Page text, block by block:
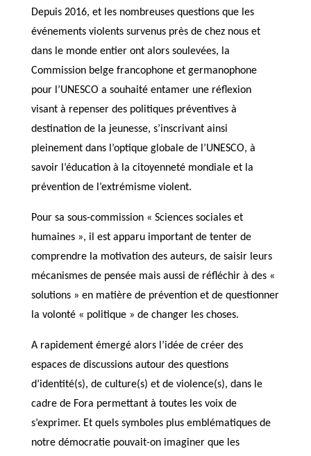
Depuis 2016, et les nombreuses questions que les
événements violents survenus près de chez nous et
dans le monde entier ont alors soulevées, la
Commission belge francophone et germanophone
pour l’UNESCO a souhaité entamer une réflexion
visant à repenser des politiques préventives à
destination de la jeunesse, s’inscrivant ainsi
pleinement dans l’optique globale de l’UNESCO, à
savoir l’éducation à la citoyenneté mondiale et la
prévention de l’extrémisme violent.
Pour sa sous-commission « Sciences sociales et
humaines », il est apparu important de tenter de
comprendre la motivation des auteurs, de saisir leurs
mécanismes de pensée mais aussi de réfléchir à des «
solutions » en matière de prévention et de questionner
la volonté « politique » de changer les choses.
A rapidement émergé alors l’idée de créer des
espaces de discussions autour des questions
d’identité(s), de culture(s) et de violence(s), dans le
cadre de Fora permettant à toutes les voix de
s’exprimer. Et quels symboles plus emblématiques de
notre démocratie pouvait-on imaginer que les